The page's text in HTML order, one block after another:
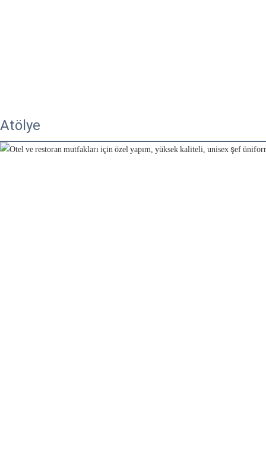
Atölye